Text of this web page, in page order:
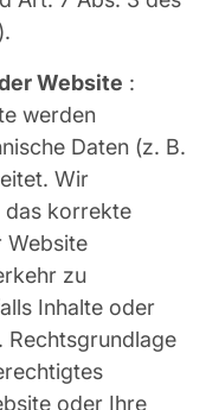
Website :
werden
Daten (z. B.
Wir
das korrekte
Website
zu
Inhalte oder
Rechtsgrundlage
oder Ihre